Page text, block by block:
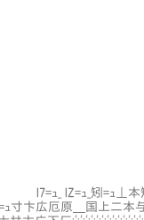
:Iil:|
矧=ｭ⊥本矧=ｭ
寸卞広厄原＿国上二本